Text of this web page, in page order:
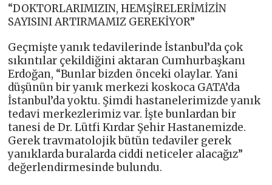
“DOKTORLARIMIZIN, HEMŞİRELERİMİZİN
SAYISINI ARTIRMAMIZ GEREKİYOR”
Geçmişte yanık tedavilerinde İstanbul’da çok
sıkıntılar çekildiğini aktaran Cumhurbaşkanı
Erdoğan, “Bunlar bizden önceki olaylar. Yani
düşünün bir yanık merkezi koskoca GATA’da
İstanbul’da yoktu. Şimdi hastanelerimizde yanık
tedavi merkezlerimiz var. İşte bunlardan bir
tanesi de Dr. Lütfi Kırdar Şehir Hastanemizde.
Gerek travmatolojik bütün tedaviler gerek
yanıklarda buralarda ciddi neticeler alacağız”
değerlendirmesinde bulundu.